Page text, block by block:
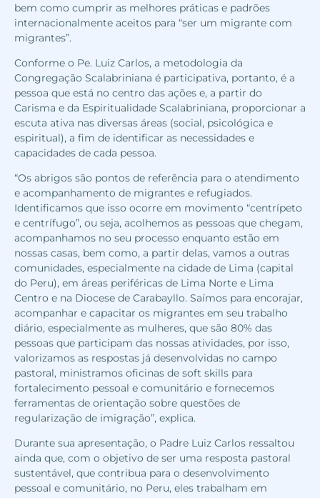
bem como cumprir as melhores práticas e padrões
internacionalmente aceitos para “ser um migrante com
migrantes”.
Conforme o Pe. Luiz Carlos, a metodologia da
Congregação Scalabriniana é participativa, portanto, é a
pessoa que está no centro das ações e, a partir do
Carisma e da Espiritualidade Scalabriniana, proporcionar a
escuta ativa nas diversas áreas (social, psicológica e
espiritual), a fim de identificar as necessidades e
capacidades de cada pessoa.
“Os abrigos são pontos de referência para o atendimento
e acompanhamento de migrantes e refugiados.
Identificamos que isso ocorre em movimento “centrípeto
e centrífugo”, ou seja, acolhemos as pessoas que chegam,
acompanhamos no seu processo enquanto estão em
nossas casas, bem como, a partir delas, vamos a outras
comunidades, especialmente na cidade de Lima (capital
do Peru), em áreas periféricas de Lima Norte e Lima
Centro e na Diocese de Carabayllo. Saímos para encorajar,
acompanhar e capacitar os migrantes em seu trabalho
diário, especialmente as mulheres, que são 80% das
pessoas que participam das nossas atividades, por isso,
valorizamos as respostas já desenvolvidas no campo
pastoral, ministramos oficinas de soft skills para
fortalecimento pessoal e comunitário e fornecemos
ferramentas de orientação sobre questões de
regularização de imigração”, explica.
Durante sua apresentação, o Padre Luiz Carlos ressaltou
ainda que, com o objetivo de ser uma resposta pastoral
sustentável, que contribua para o desenvolvimento
pessoal e comunitário, no Peru, eles trabalham em